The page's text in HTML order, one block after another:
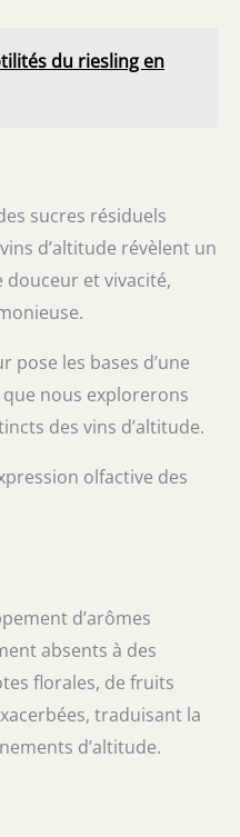
du riesling en
sucres résiduels
d’altitude révèlent un
et vivacité,
pose les bases d’une
nous explorerons
des vins d’altitude.
olfactive des
d’arômes
absents à des
florales, de fruits
traduisant la
d’altitude.